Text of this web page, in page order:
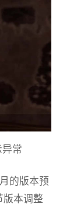
常
的版本预
本调整